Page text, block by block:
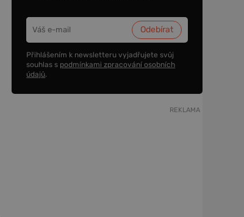
Přihlášením k newsletteru vyjadřujete svůj
souhlas s podmínkami zpracování osobních
údajů.
REKLAMA